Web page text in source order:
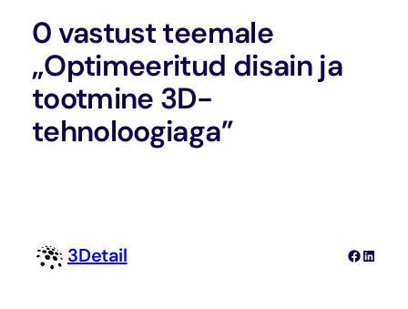
0 vastust teemale
„Optimeeritud disain ja
tootmine 3D-
tehnoloogiaga”
3Detail Facebook